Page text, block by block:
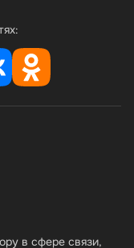
в сфере связи,